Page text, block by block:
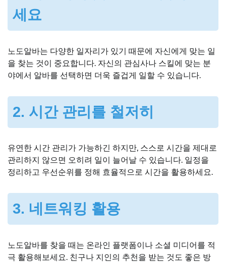
세요
노도알바는 다양한 일자리가 있기 때문에 자신에게 맞는 일
을 찾는 것이 중요합니다. 자신의 관심사나 스킬에 맞는 분
야에서 알바를 선택하면 더욱 즐겁게 일할 수 있습니다.
2. 시간 관리를 철저히
유연한 시간 관리가 가능하긴 하지만, 스스로 시간을 제대로
관리하지 않으면 오히려 일이 늘어날 수 있습니다. 일정을
정리하고 우선순위를 정해 효율적으로 시간을 활용하세요.
3. 네트워킹 활용
노도알바를 찾을 때는 온라인 플랫폼이나 소셜 미디어를 적
극 활용해보세요. 친구나 지인의 추천을 받는 것도 좋은 방